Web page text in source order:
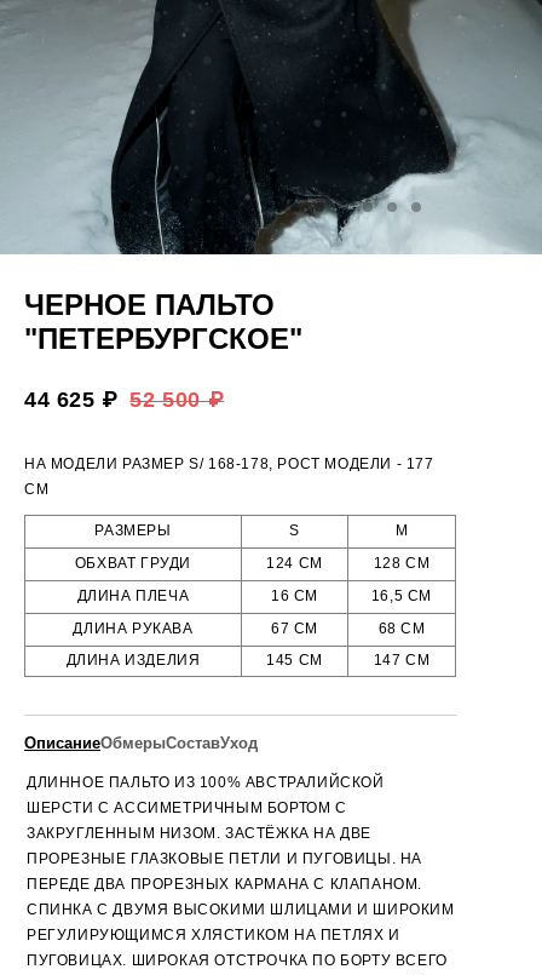
ЧЕРНОЕ ПАЛЬТО
"ПЕТЕРБУРГСКОЕ"
44 625 ₽ 52 500 ₽
НА МОДЕЛИ РАЗМЕР S/ 168-178, РОСТ МОДЕЛИ - 177
СМ
РАЗМЕРЫ S
M
ОБХВАТ ГРУДИ
124 СМ
128 СМ
ДЛИНА ПЛЕЧА
16 СМ
16,5 СМ
ДЛИНА РУКАВА
67 СМ
68 СМ
ДЛИНА ИЗДЕЛИЯ
145 СМ 147 СМ
ОписаниеОбмерыСоставУход
ДЛИННОЕ ПАЛЬТО ИЗ 100% АВСТРАЛИЙСКОЙ
ШЕРСТИ С АССИМЕТРИЧНЫМ БОРТОМ С
ЗАКРУГЛЕННЫМ НИЗОМ. ЗАСТЁЖКА НА ДВЕ
ПРОРЕЗНЫЕ ГЛАЗКОВЫЕ ПЕТЛИ И ПУГОВИЦЫ. НА
ПЕРЕДЕ ДВА ПРОРЕЗНЫХ КАРМАНА С КЛАПАНОМ.
СПИНКА С ДВУМЯ ВЫСОКИМИ ШЛИЦАМИ И ШИРОКИМ
РЕГУЛИРУЮЩИМСЯ ХЛЯСТИКОМ НА ПЕТЛЯХ И
ПУГОВИЦАХ. ШИРОКАЯ ОТСТРОЧКА ПО БОРТУ ВСЕГО